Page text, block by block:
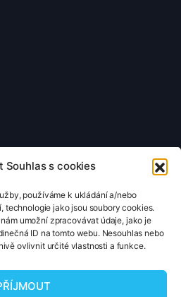
Souhlas s cookies
používáme k ukládání a/nebo
technologie jako jsou soubory cookies.
umožní zpracovávat údaje, jako je
ID na tomto webu. Nesouhlas nebo
ovlivnit určité vlastnosti a funkce.
vyhrazena.